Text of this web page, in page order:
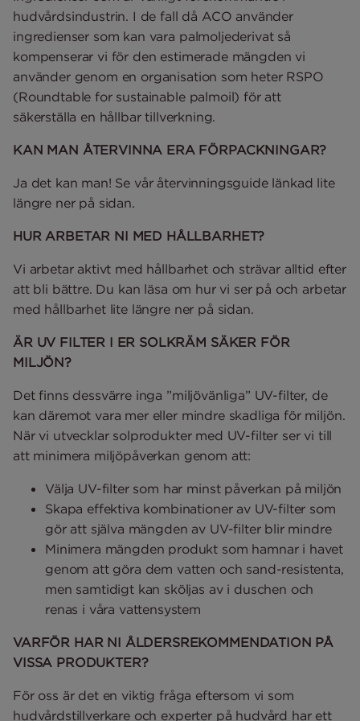
hudvårdsindustrin. I de fall då ACO använder
ingredienser som kan vara palmoljederivat så
kompenserar vi för den estimerade mängden vi
använder genom en organisation som heter RSPO
(Roundtable for sustainable palmoil) för att
säkerställa en hållbar tillverkning.
KAN MAN ÅTERVINNA ERA FÖRPACKNINGAR?
Ja det kan man! Se vår återvinningsguide länkad lite
längre ner på sidan.
HUR ARBETAR NI MED HÅLLBARHET?
Vi arbetar aktivt med hållbarhet och strävar alltid efter
att bli bättre. Du kan läsa om hur vi ser på och arbetar
med hållbarhet lite längre ner på sidan.
ÄR UV FILTER I ER SOLKRÄM SÄKER FÖR
MILJÖN?
Det finns dessvärre inga ”miljövänliga” UV-filter, de
kan däremot vara mer eller mindre skadliga för miljön.
När vi utvecklar solprodukter med UV-filter ser vi till
att minimera miljöpåverkan genom att:
Välja UV-filter som har minst påverkan på miljön
Skapa effektiva kombinationer av UV-filter som
gör att själva mängden av UV-filter blir mindre
Minimera mängden produkt som hamnar i havet
genom att göra dem vatten och sand-resistenta,
men samtidigt kan sköljas av i duschen och
renas i våra vattensystem
VARFÖR HAR NI ÅLDERSREKOMMENDATION PÅ
VISSA PRODUKTER?
För oss är det en viktig fråga eftersom vi som
hudvårdstillverkare och experter på hudvård har ett